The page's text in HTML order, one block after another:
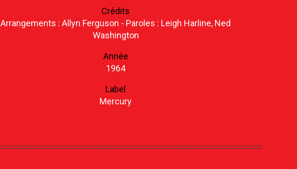
Crédits
Arrangements : Allyn Ferguson - Paroles : Leigh Harline, Ned
Washington
Année
1964
Label
Mercury